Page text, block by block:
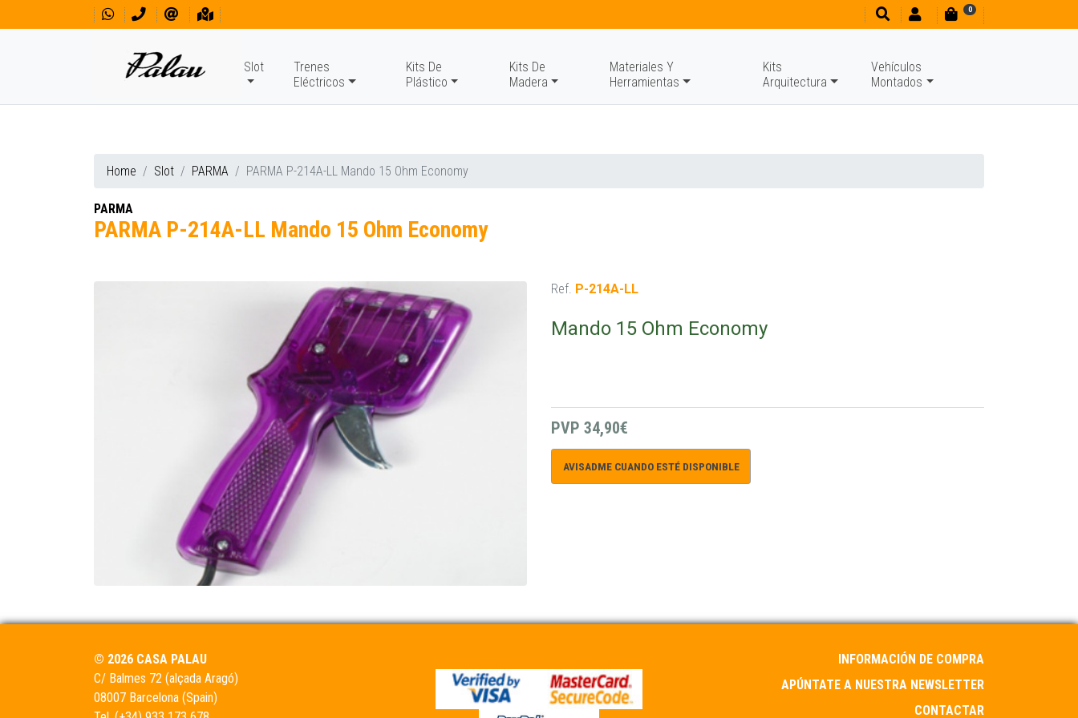
0
Slot
Trenes
Eléctricos
Kits De
Plástico
Kits De
Madera
Materiales Y
Herramientas
Kits
Arquitectura
Vehículos
Montados
Home Slot PARMA PARMA P-214A-LL Mando 15 Ohm Economy
PARMA
PARMA P-214A-LL Mando 15 Ohm Economy
Ref. P-214A-LL
Mando 15 Ohm Economy
PVP 34,90€
AVISADME CUANDO ESTÉ DISPONIBLE
© 2026 CASA PALAU
C/ Balmes 72 (alçada Aragó)
08007 Barcelona (Spain)
INFORMACIÓN DE COMPRA
APÚNTATE A NUESTRA NEWSLETTER
CONTACTAR